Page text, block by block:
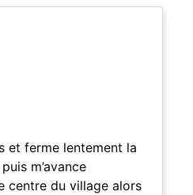
et ferme lentement la
m’avance
centre du village alors